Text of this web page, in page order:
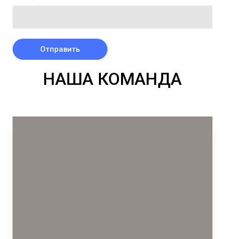
Отправить
НАША КОМАНДА